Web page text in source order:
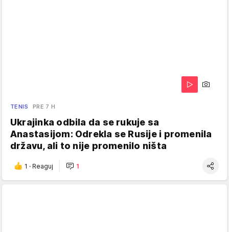
TENIS PRE 7 H
Ukrajinka odbila da se rukuje sa
Anastasijom: Odrekla se Rusije i promenila
državu, ali to nije promenilo ništa
1 · Reaguj 1